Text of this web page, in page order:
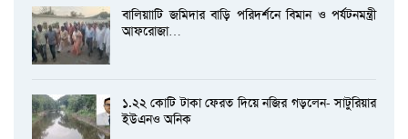
বালিয়াাটি জমিদার বাড়ি পরিদর্শনে বিমান ও পর্যটনমন্ত্রী
আফরোজা…
১.২২ কোটি টাকা ফেরত দিয়ে নজির গড়লেন- সাটুরিয়ার
ইউএনও অনিক